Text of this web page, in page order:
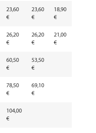
23,60
€
23,60
€
18,90
€
26,20
€
26,20
€
21,00
€
60,50
€
53,50
€
78,50
€
69,10
€
104,00
€